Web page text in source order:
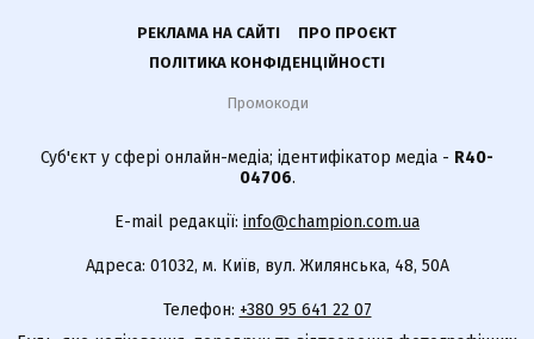
РЕКЛАМА НА САЙТІ
ПРО ПРОЄКТ
ПОЛІТИКА КОНФІДЕНЦІЙНОСТІ
Промокоди
Суб'єкт у сфері онлайн-медіа; ідентифікатор медіа - R40-
04706.
E-mail редакції: info@champion.com.ua
Адреса: 01032, м. Київ, вул. Жилянська, 48, 50А
Телефон: +380 95 641 22 07